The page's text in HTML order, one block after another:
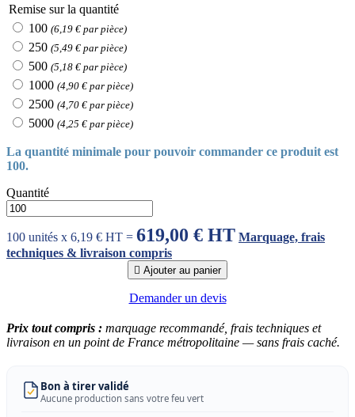
Remise sur la quantité
100 (6,19 € par pièce)
250 (5,49 € par pièce)
500 (5,18 € par pièce)
1000 (4,90 € par pièce)
2500 (4,70 € par pièce)
5000 (4,25 € par pièce)
La quantité minimale pour pouvoir commander ce produit est
100.
Quantité
100 unités x 6,19 € HT = 619,00 € HT Marquage, frais
techniques & livraison compris
 Ajouter au panier
Demander un devis
Prix tout compris : marquage recommandé, frais techniques et
livraison en un point de France métropolitaine — sans frais caché.
Bon à tirer validé
Aucune production sans votre feu vert